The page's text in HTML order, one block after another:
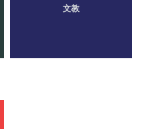
文教